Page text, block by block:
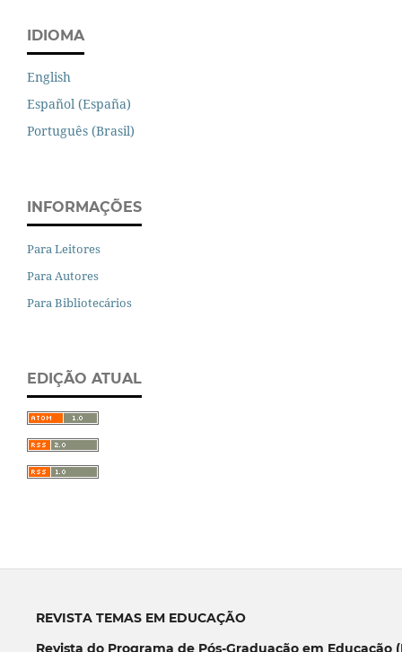
IDIOMA
English
Español (España)
Português (Brasil)
INFORMAÇÕES
Para Leitores
Para Autores
Para Bibliotecários
EDIÇÃO ATUAL
REVISTA TEMAS EM EDUCAÇÃO
Revista do Programa de Pós-Graduação em Educação